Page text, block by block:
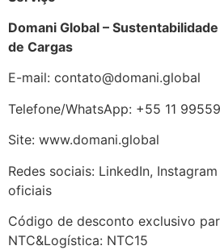
Domani Global –
de Cargas
E-mail: contato@domani.global
Telefone/WhatsApp: +55 11
Site: www.domani.global
Redes sociais: LinkedIn,
oficiais
Código de desconto exclusivo
NTC&Logística: NTC15